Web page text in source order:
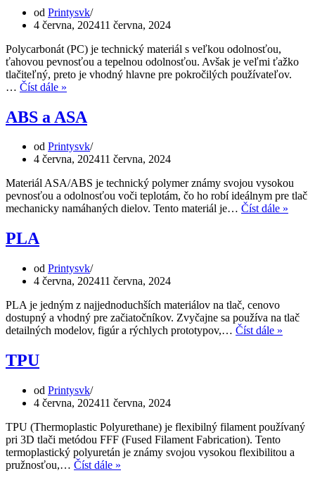
od Printysvk
4 června, 202411 června, 2024
Polycarbonát (PC) je technický materiál s veľkou odolnosťou,
ťahovou pevnosťou a tepelnou odolnosťou. Avšak je veľmi ťažko
tlačiteľný, preto je vhodný hlavne pre pokročilých používateľov.
… Číst dále »
ABS a ASA
od Printysvk
4 června, 202411 června, 2024
Materiál ASA/ABS je technický polymer známy svojou vysokou
pevnosťou a odolnosťou voči teplotám, čo ho robí ideálnym pre tlač
mechanicky namáhaných dielov. Tento materiál je… Číst dále »
PLA
od Printysvk
4 června, 202411 června, 2024
PLA je jedným z najjednoduchších materiálov na tlač, cenovo
dostupný a vhodný pre začiatočníkov. Zvyčajne sa používa na tlač
detailných modelov, figúr a rýchlych prototypov,… Číst dále »
TPU
od Printysvk
4 června, 202411 června, 2024
TPU (Thermoplastic Polyurethane) je flexibilný filament používaný
pri 3D tlači metódou FFF (Fused Filament Fabrication). Tento
termoplastický polyuretán je známy svojou vysokou flexibilitou a
pružnosťou,… Číst dále »